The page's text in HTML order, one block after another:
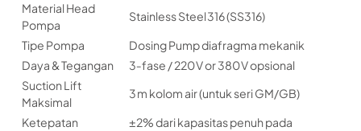
Material Head
Pompa
Stainless Steel 316 (SS316)
Tipe Pompa
Dosing Pump diafragma mekanik
Daya & Tegangan
3‑fase / 220 V or 380 V opsional
Suction Lift
Maksimal
3 m kolom air (untuk seri GM/GB)
Ketepatan
±2% dari kapasitas penuh pada